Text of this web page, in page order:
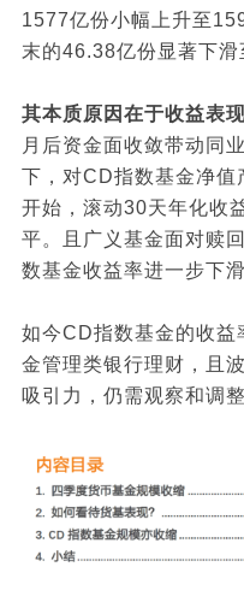
1577亿份小幅上升至
末的46.38亿份显著下滑
其本质原因在于收益表
月后资金面收敛带动同
下，对CD指数基金净值
开始，滚动30天年化收
平。且广义基金面对赎
数基金收益率进一步下滑
如今CD指数基金的收益
金管理类银行理财，且
吸引力，仍需观察和调整